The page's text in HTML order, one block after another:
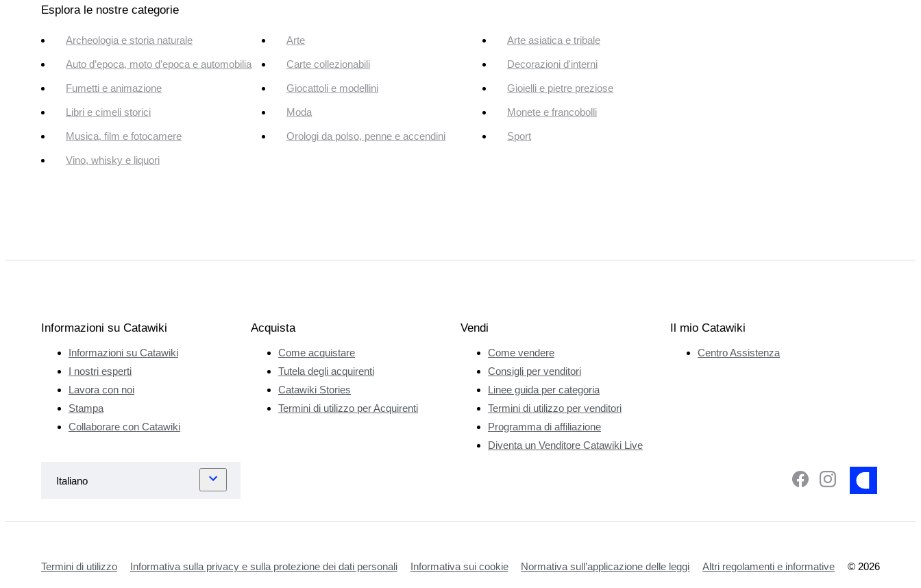
Esplora le nostre categorie
Archeologia e storia naturale Arte Arte asiatica e tribale
Auto d’epoca, moto d’epoca e automobilia Carte collezionabili Decorazioni d'interni
Fumetti e animazione Giocattoli e modellini Gioielli e pietre preziose
Libri e cimeli storici Moda Monete e francobolli
Musica, film e fotocamere Orologi da polso, penne e accendini Sport
Vino, whisky e liquori
Informazioni su Catawiki
Informazioni su Catawiki
I nostri esperti
Lavora con noi
Stampa
Collaborare con Catawiki
Acquista
Come acquistare
Tutela degli acquirenti
Catawiki Stories
Termini di utilizzo per Acquirenti
Vendi
Come vendere
Consigli per venditori
Linee guida per categoria
Termini di utilizzo per venditori
Programma di affiliazione
Diventa un Venditore Catawiki Live
Il mio Catawiki
Centro Assistenza
Termini di utilizzo Informativa sulla privacy e sulla protezione dei dati personali Informativa sui cookie Normativa sull’applicazione delle leggi Altri regolamenti e informative © 2026